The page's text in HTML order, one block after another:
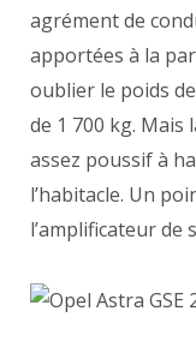
agrément de
apportées à la
oublier le poids
de 1 700 kg.
assez poussif à
l’habitacle. Un
l’amplificateur de